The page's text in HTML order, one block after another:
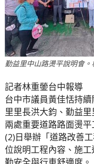
勤益里中山路燙平說明會。
記者林重鎣台中報導
台中市議員黃佳恬持
里里長洪大鈞、勤益
兩處重要道路路面燙
(2)日舉辦「道路改善
位說明工程內容、施